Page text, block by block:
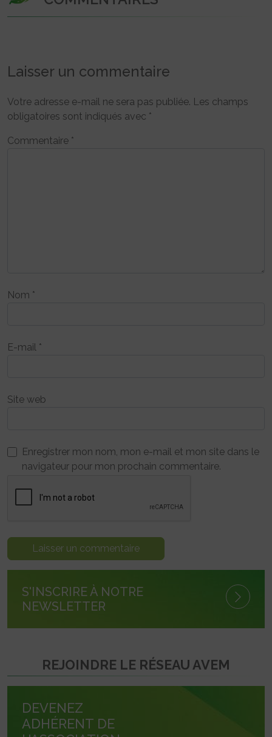
Laisser un commentaire
Votre adresse e-mail ne sera pas publiée. Les champs
obligatoires sont indiqués avec *
Commentaire *
Nom *
E-mail *
Site web
Enregistrer mon nom, mon e-mail et mon site dans le
navigateur pour mon prochain commentaire.
S'INSCRIRE À NOTRE
NEWSLETTER
REJOINDRE LE RÉSEAU AVEM
DEVENEZ
ADHÉRENT DE